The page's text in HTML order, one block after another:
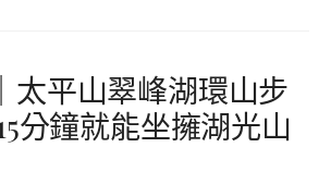
太平山翠峰湖環山步
分鐘就能坐擁湖光山